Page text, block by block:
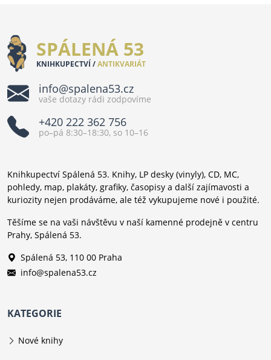
SPÁLENÁ 53
KNIHKUPECTVÍ /ANTIKVARIÁT
info@spalena53.cz
vaše dotazy rádi zodpovíme
+420 222 362 756
po–pá 8:30–18:30, so 10–16
Knihkupectví Spálená 53. Knihy, LP desky (vinyly), CD, MC,
pohledy, map, plakáty, grafiky, časopisy a další zajímavosti a
kuriozity nejen prodáváme, ale též vykupujeme nové i použité.
Těšíme se na vaši návštěvu v naší kamenné prodejně v centru
Prahy, Spálená 53.
Spálená 53, 110 00 Praha
info@spalena53.cz
KATEGORIE
Nové knihy